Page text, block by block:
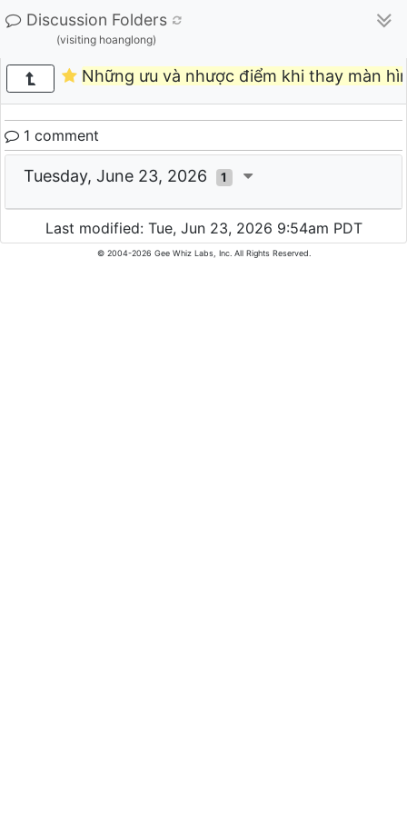
Discussion Folders
(visiting hoanglong)
Những ưu và nhược điểm khi thay màn
1 comment
Tuesday, June 23, 2026 1
Last modified: Tue, Jun 23, 2026 9:54am PDT
© 2004-2026 Gee Whiz Labs, Inc. All Rights Reserved.